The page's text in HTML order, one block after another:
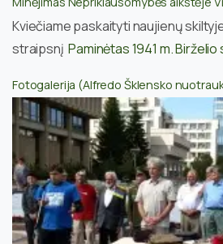
Kviečiame paskaityti naujienų
straipsnįPaminėtas 1941 m. Birželio
Fotogalerija (Alfredo Šklensko